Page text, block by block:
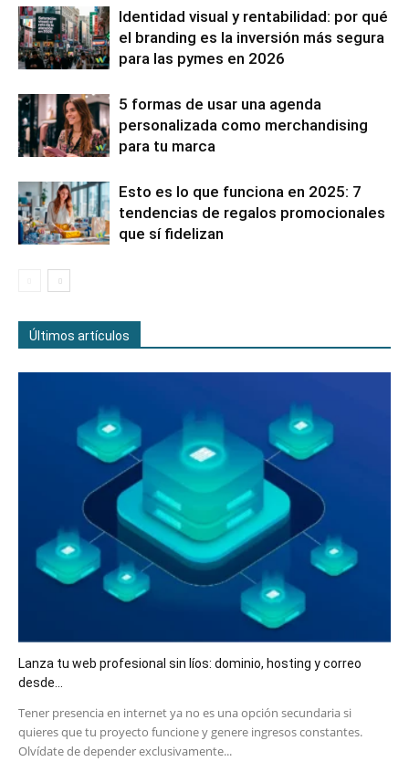
Identidad visual y rentabilidad: por qué
el branding es la inversión más segura
para las pymes en 2026
5 formas de usar una agenda
personalizada como merchandising
para tu marca
Esto es lo que funciona en 2025: 7
tendencias de regalos promocionales
que sí fidelizan
Últimos artículos
Lanza tu web profesional sin líos: dominio, hosting y correo
desde...
​Tener presencia en internet ya no es una opción secundaria si
quieres que tu proyecto funcione y genere ingresos constantes.
Olvídate de depender exclusivamente...